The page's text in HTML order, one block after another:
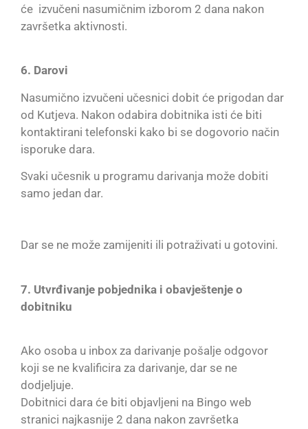
će izvučeni nasumičnim izborom 2 dana nakon
završetka aktivnosti.
6. Darovi
Nasumično izvučeni učesnici dobit će prigodan dar
od Kutjeva. Nakon odabira dobitnika isti će biti
kontaktirani telefonski kako bi se dogovorio način
isporuke dara.
Svaki učesnik u programu darivanja može dobiti
samo jedan dar.
Dar se ne može zamijeniti ili potraživati u gotovini.
7. Utvrđivanje pobjednika i obavještenje o
dobitniku
Ako osoba u inbox za darivanje pošalje odgovor
koji se ne kvalificira za darivanje, dar se ne
dodjeljuje.
Dobitnici dara će biti objavljeni na Bingo web
stranici najkasnije 2 dana nakon završetka